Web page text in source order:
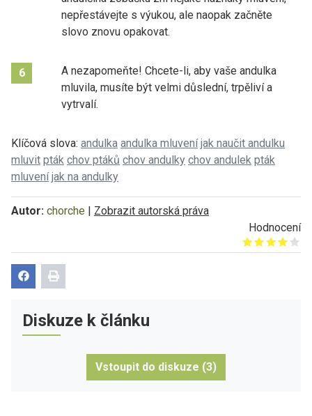
nepřestávejte s výukou, ale naopak začněte
slovo znovu opakovat.
6
A nezapomeňte! Chcete-li, aby vaše andulka
mluvila, musíte být velmi důslední, trpěliví a
vytrvalí.
Klíčová slova: andulka andulka mluvení jak naučit andulku
mluvit pták chov ptáků chov andulky chov andulek pták
mluvení jak na andulky
Autor: chorche | Zobrazit autorská práva
Hodnocení
Give it 1/5
Give it 2/5
Give it 3/5
Give it 4/5
Give it 5/5
Diskuze k článku
Vstoupit do diskuze (3)